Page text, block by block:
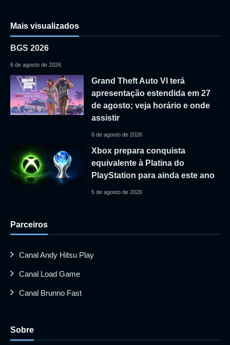
Mais visualizados
BGS 2026
6 de agosto de 2026
Grand Theft Auto VI terá
apresentação estendida em 27
de agosto; veja horário e onde
assistir
6 de agosto de 2026
Xbox prepara conquista
equivalente à Platina do
PlayStation para ainda este ano
5 de agosto de 2026
Parceiros
Canal Andy Hitsu Play
Canal Load Game
Canal Brunno Fast
Sobre